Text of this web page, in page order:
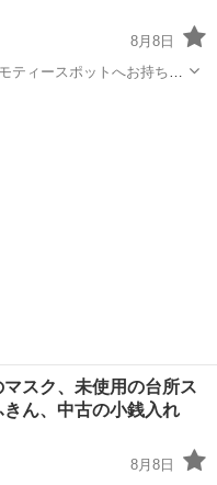
8月8日
ィースポットへお持ち込
スク、未使用の台所ス
ん、中古の小銭入れ
8月8日